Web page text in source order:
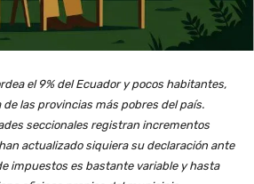
el 9% del Ecuador y pocos habitantes,
de las provincias más pobres del país.
seccionales registran incrementos
actualizado siquiera su declaración ante
impuestos es bastante variable y hasta